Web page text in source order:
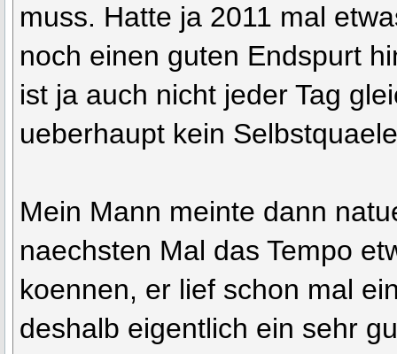
muss. Hatte ja 2011 mal
noch einen guten Endspurt
ist ja auch nicht jeder Tag
ueberhaupt kein
Mein Mann meinte dann
naechsten Mal das Tempo
koennen, er lief schon mal
deshalb eigentlich ein sehr